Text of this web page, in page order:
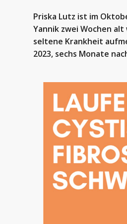
Priska Lutz ist im
Yannik zwei Wochen
seltene Krankheit
2023, sechs Monate